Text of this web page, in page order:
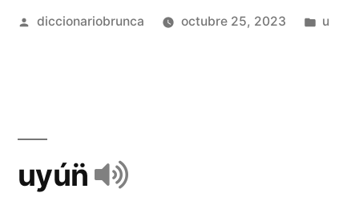
diccionariobrunca octubre 25, 2023 u
uyún̈